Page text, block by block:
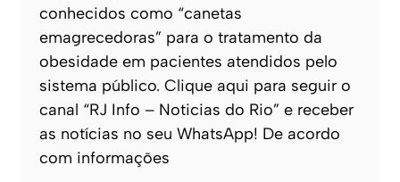
conhecidos como “canetas
emagrecedoras” para o tratamento da
obesidade em pacientes atendidos pelo
sistema público. Clique aqui para seguir o
canal “RJ Info – Noticias do Rio” e receber
as notícias no seu WhatsApp! De acordo
com informações